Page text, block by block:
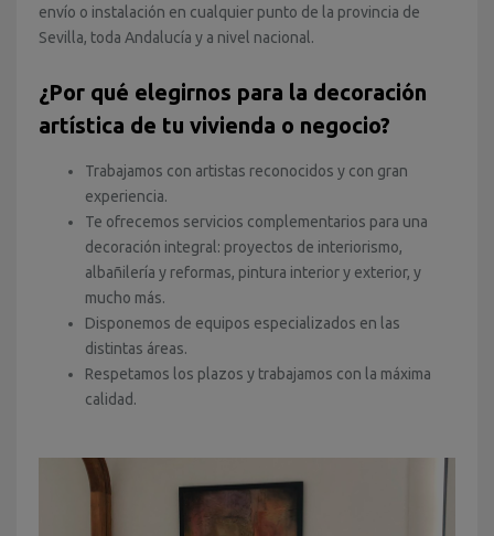
envío o instalación en cualquier punto de la provincia de
Sevilla, toda Andalucía y a nivel nacional.
¿Por qué elegirnos para la decoración
artística de tu vivienda o negocio?
Trabajamos con artistas reconocidos y con gran
experiencia.
Te ofrecemos servicios complementarios para una
decoración integral: proyectos de interiorismo,
albañilería y reformas, pintura interior y exterior, y
mucho más.
Disponemos de equipos especializados en las
distintas áreas.
Respetamos los plazos y trabajamos con la máxima
calidad.